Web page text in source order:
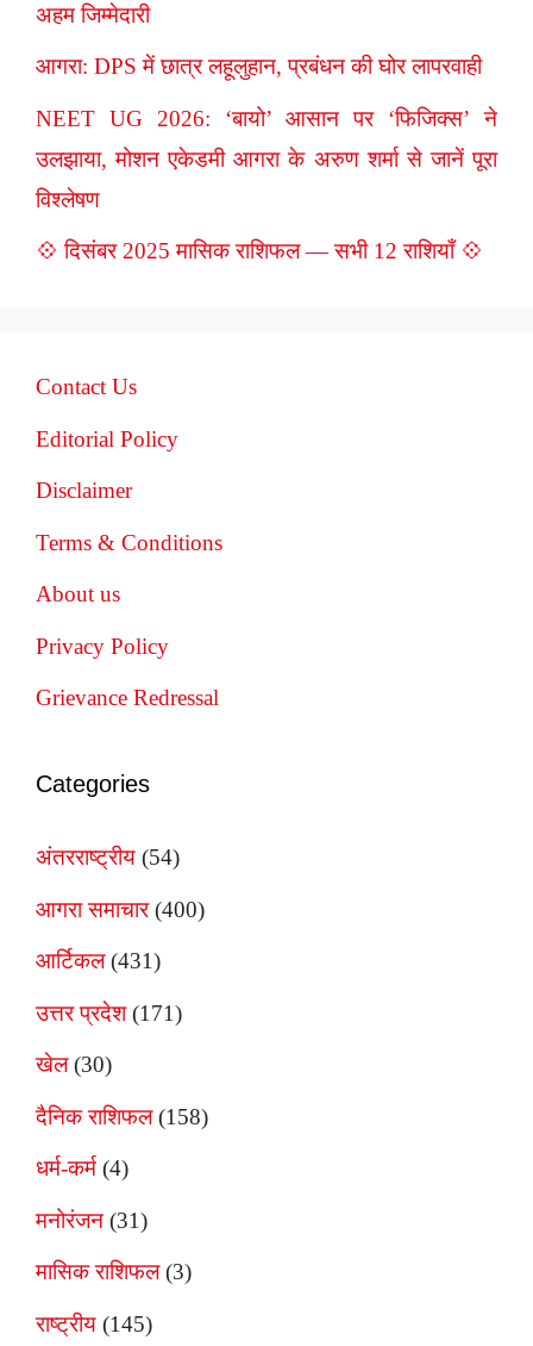
अहम जिम्मेदारी
आगरा: DPS में छात्र लहूलुहान, प्रबंधन की घोर लापरवाही
NEET UG 2026: ‘बायो’ आसान पर ‘फिजिक्स’ ने
उलझाया, मोशन एकेडमी आगरा के अरुण शर्मा से जानें पूरा
विश्लेषण
💠 दिसंबर 2025 मासिक राशिफल — सभी 12 राशियाँ 💠
Contact Us
Editorial Policy
Disclaimer
Terms & Conditions
About us
Privacy Policy
Grievance Redressal
Categories
अंतरराष्ट्रीय (54)
आगरा समाचार(400)
आर्टिकल(431)
उत्तर प्रदेश(171)
खेल(30)
दैनिक राशिफल(158)
धर्म-कर्म (4)
मनोरंजन (31)
मासिक राशिफल(3)
राष्ट्रीय (145)